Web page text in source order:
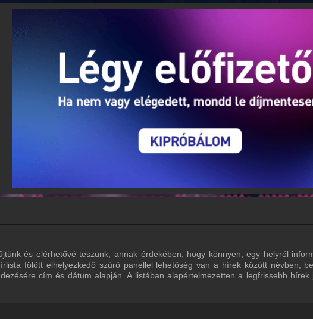
és elérhetővé teszünk, annak érdekében, hogy könnyen, egy helyről
fölött elhelyezkedő szűrő panellel lehetőség van a hírek között névben,
cím és dátum alapján. A listában alapértelmezetten a legfrissebb hírek